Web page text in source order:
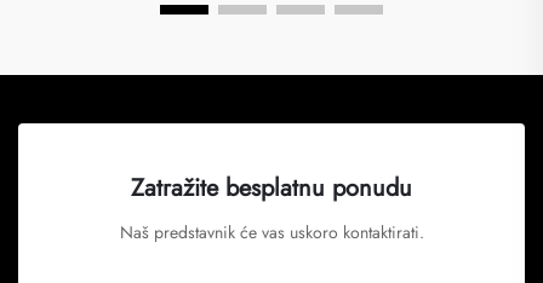
Zatražite besplatnu ponudu
Naš predstavnik će vas uskoro kontaktirati.